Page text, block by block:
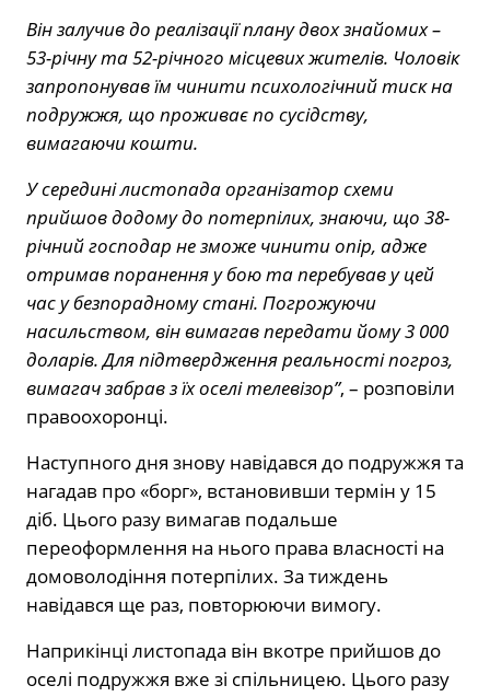
Він залучив до реалізації плану двох знайомих –
53-річну та 52-річного місцевих жителів. Чоловік
запропонував їм чинити психологічний тиск на
подружжя, що проживає по сусідству,
вимагаючи кошти.
У середині листопада організатор схеми
прийшов додому до потерпілих, знаючи, що 38-
річний господар не зможе чинити опір, адже
отримав поранення у бою та перебував у цей
час у безпорадному стані. Погрожуючи
насильством, він вимагав передати йому 3 000
доларів. Для підтвердження реальності погроз,
вимагач забрав з їх оселі телевізор”, – розповіли
правоохоронці.
Наступного дня знову навідався до подружжя та
нагадав про «борг», встановивши термін у 15
діб. Цього разу вимагав подальше
переоформлення на нього права власності на
домоволодіння потерпілих. За тиждень
навідався ще раз, повторюючи вимогу.
Наприкінці листопада він вкотре прийшов до
оселі подружжя вже зі спільницею. Цього разу